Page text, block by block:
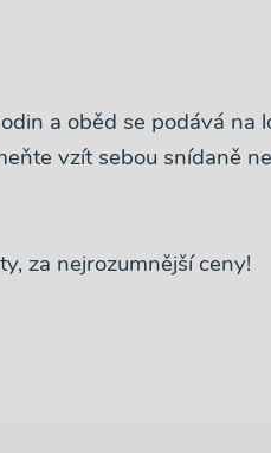
a oběd se podává na
vzít sebou snídaně
za nejrozumnější ceny!